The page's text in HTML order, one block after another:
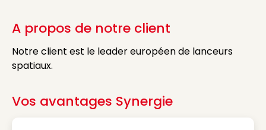
A propos de notre client
Notre client est le leader européen de lanceurs
spatiaux.
Vos avantages Synergie